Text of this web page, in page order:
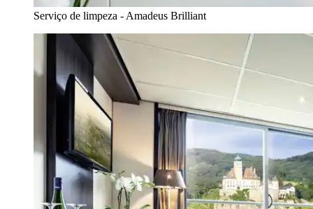
Serviço de limpeza - Amadeus Brilliant